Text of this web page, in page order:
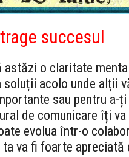
succesul
o claritate
soluții acolo unde alții
sau pentru a-
de comunicare îți
evolua într-o
va fi foarte apreciată